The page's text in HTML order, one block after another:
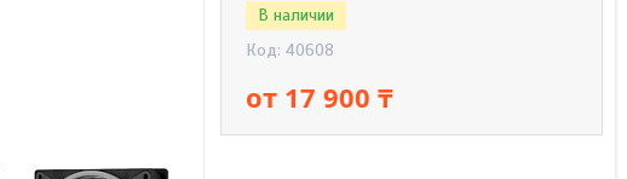
В наличии
Код: 40608
от 17 900 ₸